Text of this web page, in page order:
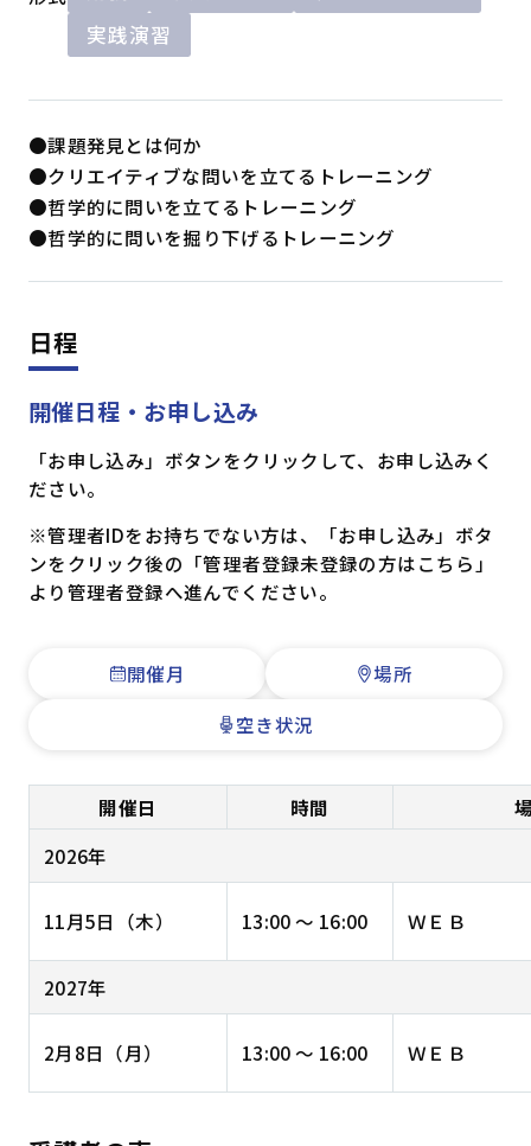
実践演習
●課題発見とは何か
●クリエイティブな問いを立てるトレーニング
●哲学的に問いを立てるトレーニング
●哲学的に問いを掘り下げるトレーニング
日程
開催日程・お申し込み
「お申し込み」ボタンをクリックして、お申し込みく
ださい。
※管理者IDをお持ちでない方は、「お申し込み」ボタ
ンをクリック後の「管理者登録未登録の方はこちら」
より管理者登録へ進んでください。
開催月
場所
空き状況
開催日 時間
2026年
11月5日（木） 13:00 ～ 16:00 ＷＥＢ
2027年
2月8日（月） 13:00 ～ 16:00 ＷＥＢ